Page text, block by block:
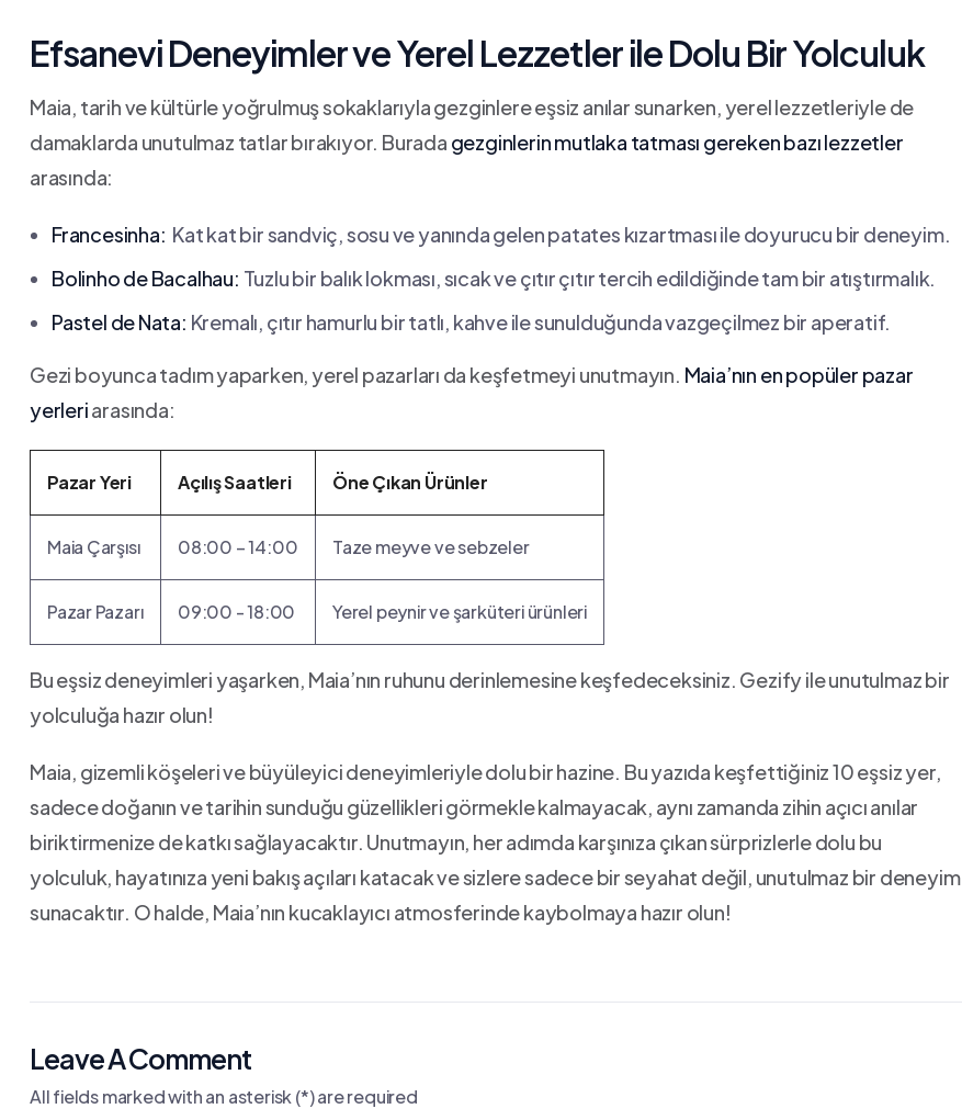
Efsanevi Deneyimler ⁤ve Yerel Lezzetler ile Dolu Bir Yolculuk
Maia, tarih​ ve ⁣kültürle ‍yoğrulmuş sokaklarıyla gezginlere eşsiz anılar​ sunarken, yerel lezzetleriyle de‍
damaklarda ⁣unutulmaz tatlar‍ bırakıyor. Burada gezginlerin mutlaka tatması‍ gereken bazı lezzetler
arasında:
Francesinha: ​ Kat ⁤kat bir sandviç, sosu ⁣ve yanında gelen patates kızartması ile doyurucu bir deneyim.
Bolinho ⁤de Bacalhau: ​Tuzlu bir balık lokması, sıcak ve‍ çıtır⁤ çıtır tercih ‍edildiğinde ‍tam bir atıştırmalık.
Pastel de⁢ Nata: Kremalı, çıtır‍ hamurlu‌ bir ​tatlı, kahve ile sunulduğunda vazgeçilmez bir aperatif.
Gezi boyunca tadım⁢ yaparken, yerel pazarları ⁤da keşfetmeyi unutmayın. Maia’nın​ en popüler pazar
yerleriarasında:
Pazar Yeri Açılış ⁢Saatleri Öne Çıkan Ürünler
Maia ⁤Çarşısı 08:00 – ​14:00 Taze meyve ve​ sebzeler
Pazar⁤ Pazarı 09:00 -⁢ 18:00 Yerel peynir⁢ ve şarküteri ürünleri
Bu eşsiz deneyimleri yaşarken, Maia’nın ruhunu derinlemesine keşfedeceksiniz. Gezify ile unutulmaz ⁢bir
yolculuğa hazır‌ olun!
Maia, gizemli köşeleri ve ⁤büyüleyici deneyimleriyle⁢ dolu bir hazine.‍ Bu yazıda keşfettiğiniz 10 eşsiz yer,
sadece ⁤doğanın ve tarihin sunduğu⁣ güzellikleri ⁢görmekle kalmayacak, ⁤aynı zamanda zihin açıcı ⁣anılar
biriktirmenize de katkı sağlayacaktır. ​Unutmayın, her⁣ adımda karşınıza çıkan sürprizlerle⁤ dolu bu
‍yolculuk, ⁢hayatınıza ‌yeni bakış‍ açıları katacak ve sizlere sadece bir⁤ seyahat değil, unutulmaz bir deneyim
sunacaktır. O​ halde, Maia’nın kucaklayıcı atmosferinde kaybolmaya hazır olun!
Leave A Comment
All fields marked with an asterisk (*) are required